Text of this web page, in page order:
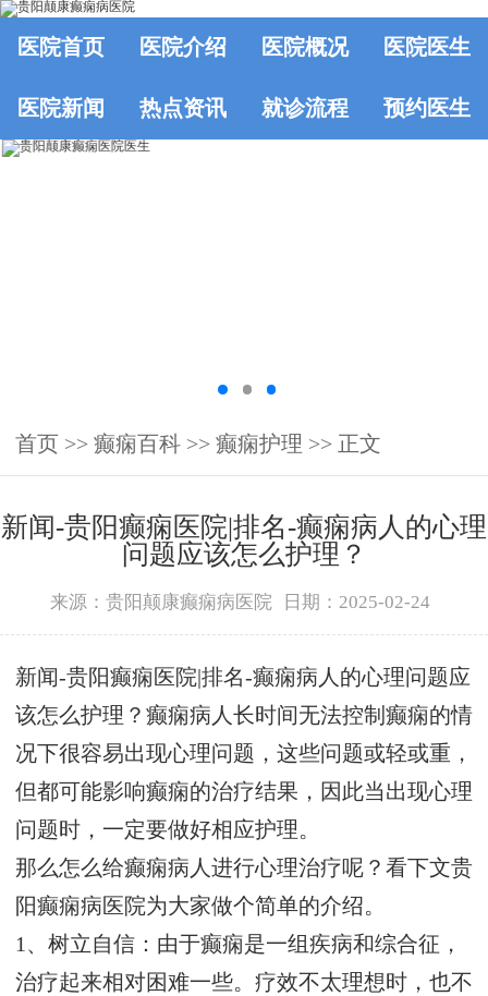
医院首页 医院介绍 医院概况 医院医生
医院新闻 热点资讯 就诊流程 预约医生
首页 >> 癫痫百科 >> 癫痫护理 >> 正文
新闻-贵阳癫痫医院|排名-癫痫病人的心理
问题应该怎么护理？
来源：贵阳颠康癫痫病医院 日期：2025-02-24
新闻-贵阳癫痫医院|排名-癫痫病人的心理问题应
该怎么护理？癫痫病人长时间无法控制癫痫的情
况下很容易出现心理问题，这些问题或轻或重，
但都可能影响癫痫的治疗结果，因此当出现心理
问题时，一定要做好相应护理。
那么怎么给癫痫病人进行心理治疗呢？看下文贵
阳癫痫病医院为大家做个简单的介绍。
1、树立自信：由于癫痫是一组疾病和综合征，
治疗起来相对困难一些。疗效不太理想时，也不